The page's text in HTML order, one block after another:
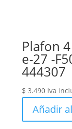
Plafon
e-27 -
444307
$ 3.490 Iva
Añadir